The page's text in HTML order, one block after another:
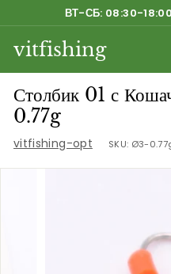
к
содержанию
ВТ-СБ: 08:30-
vitfishing
Столбик 01 с
0.77g
vitfishing-opt SKU: Ø3-